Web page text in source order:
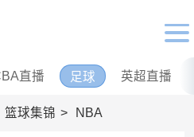
直播 足球 英超直播
篮球集锦 NBA